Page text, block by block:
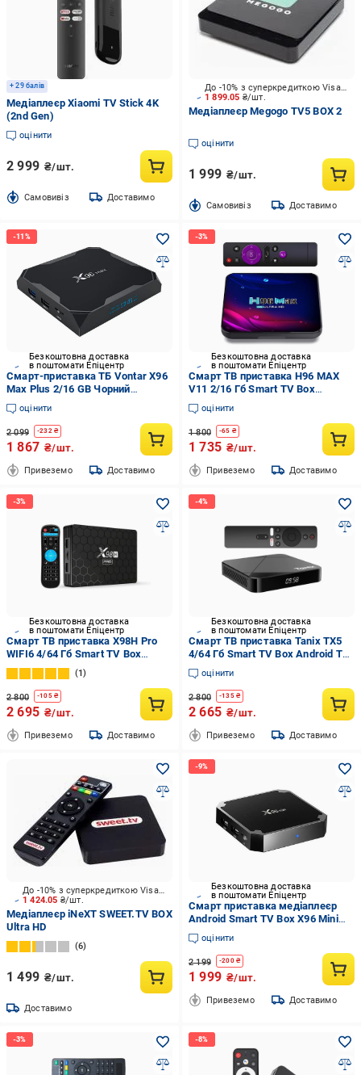
+ 29 балів
Медіаплеєр Xiaomi TV Stick 4K
(2nd Gen)
оцінити
2 999 ₴/шт.
Cамовивіз Доставимо
1 899.05 ₴/шт.
До -10% з суперкредиткою Visa Вигода
Медіаплеєр Megogo TV5 BOX 2
оцінити
1 999 ₴/шт.
Cамовивіз Доставимо
Безкоштовна доставка
в поштомати Епіцентр
Cмарт-приставка ТБ Vontar X96
Max Plus 2/16 GB Чорний
(c983cbf7)
оцінити
2 099 -232₴
1 867 ₴/шт.
Привеземо Доставимо
Безкоштовна доставка
в поштомати Епіцентр
Смарт ТВ приставка H96 MAX
V11 2/16 Гб Smart TV Box
Android 11 (540)
оцінити
1 800 -65 ₴
1 735 ₴/шт.
Привеземо Доставимо
Безкоштовна доставка
в поштомати Епіцентр
Смарт ТВ приставка X98H Pro
WIFI6 4/64 Гб Smart TV Box
Android 12 (554-3)
1
2 800 -105₴
2 695 ₴/шт.
Привеземо Доставимо
Безкоштовна доставка
в поштомати Епіцентр
Смарт ТВ приставка Tanix TX5
4/64 Гб Smart TV Box Android TV
14 (594-64)
оцінити
2 800 -135₴
2 665 ₴/шт.
Привеземо Доставимо
1 424.05 ₴/шт.
До -10% з суперкредиткою Visa Вигода
Медіаплеєр iNeXT SWEET.TV BOX
Ultra HD
6
1 499 ₴/шт.
Доставимо
Безкоштовна доставка
в поштомати Епіцентр
Смарт приставка медіаплеєр
Android Smart TV Box X96 Mini
2/16 GB
оцінити
2 199 -200₴
1 999 ₴/шт.
Привеземо Доставимо